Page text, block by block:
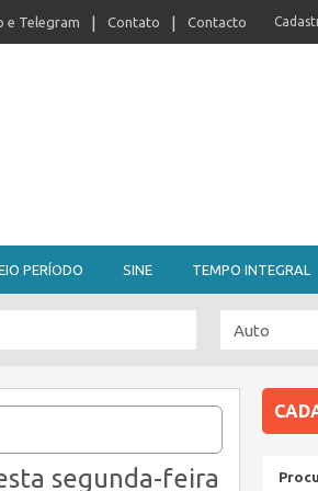
e Telegram Contato Contacto
PERÍODO SINE TEMPO INTEGRAL
segunda-feira